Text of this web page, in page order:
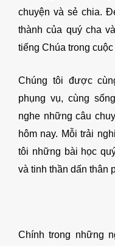
chuyện và sẻ chia.
thành của quý cha
tiếng Chúa trong
Chúng tôi được
phụng vụ, cùng
nghe những câu
hôm nay. Mỗi trải
tôi những bài học
và tinh thần dấn thân
Chính trong những